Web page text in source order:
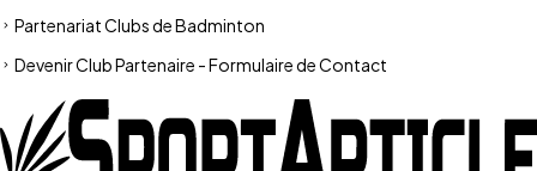
Partenariat Clubs de Badminton
Devenir Club Partenaire - Formulaire de Contact